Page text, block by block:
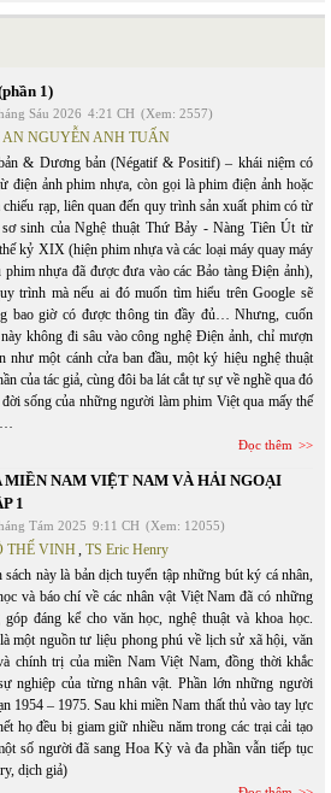
1)
Sáu 2026 4:21 CH (Xem: 2557)
NGUYỄN ANH TUẤN
& Dương bản (Négatif & Positif) – khái niệm có
điện ảnh phim nhựa, còn gọi là phim điện ảnh hoặc
chiếu rạp, liên quan đến quy trình sản xuất phim có từ
sinh của Nghệ thuật Thứ Bảy - Nàng Tiên Út từ
kỷ XIX (hiện phim nhựa và các loại máy quay máy
phim nhựa đã được đưa vào các Bảo tàng Điện ảnh),
trình mà nếu ai đó muốn tìm hiểu trên Google sẽ
bao giờ có được thông tin đầy đủ… Nhưng, cuốn
này không đi sâu vào công nghệ Điện ảnh, chỉ mượn
một cánh cửa ban đầu, một ký hiệu nghệ thuật
của tác giả, cùng đôi ba lát cắt tự sự về nghề qua đó
sống của những người làm phim Việt qua mấy thế
…
Đọc thêm
MIỀN NAM VIỆT NAM VÀ HẢI NGOẠI
1
Tám 2025 9:11 CH (Xem: 12055)
THẾ VINH, TS Eric Henry
sách này là bản dịch tuyển tập những bút ký cá nhân,
và báo chí về các nhân vật Việt Nam đã có những
góp đáng kể cho văn học, nghệ thuật và khoa học.
một nguồn tư liệu phong phú về lịch sử xã hội, văn
chính trị của miền Nam Việt Nam, đồng thời khắc
nghiệp của từng nhân vật. Phần lớn những người
1954 – 1975. Sau khi miền Nam thất thủ vào tay lực
họ đều bị giam giữ nhiều năm trong các trại cải tạo
số người đã sang Hoa Kỳ và đa phần vẫn tiếp tục
dịch giả)